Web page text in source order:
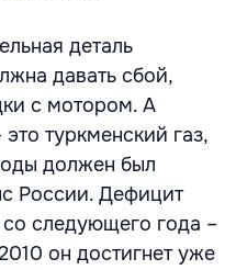
деталь
давать сбой,
с мотором. А
туркменский газ,
должен был
России. Дефицит
следующего года –
он достигнет уже